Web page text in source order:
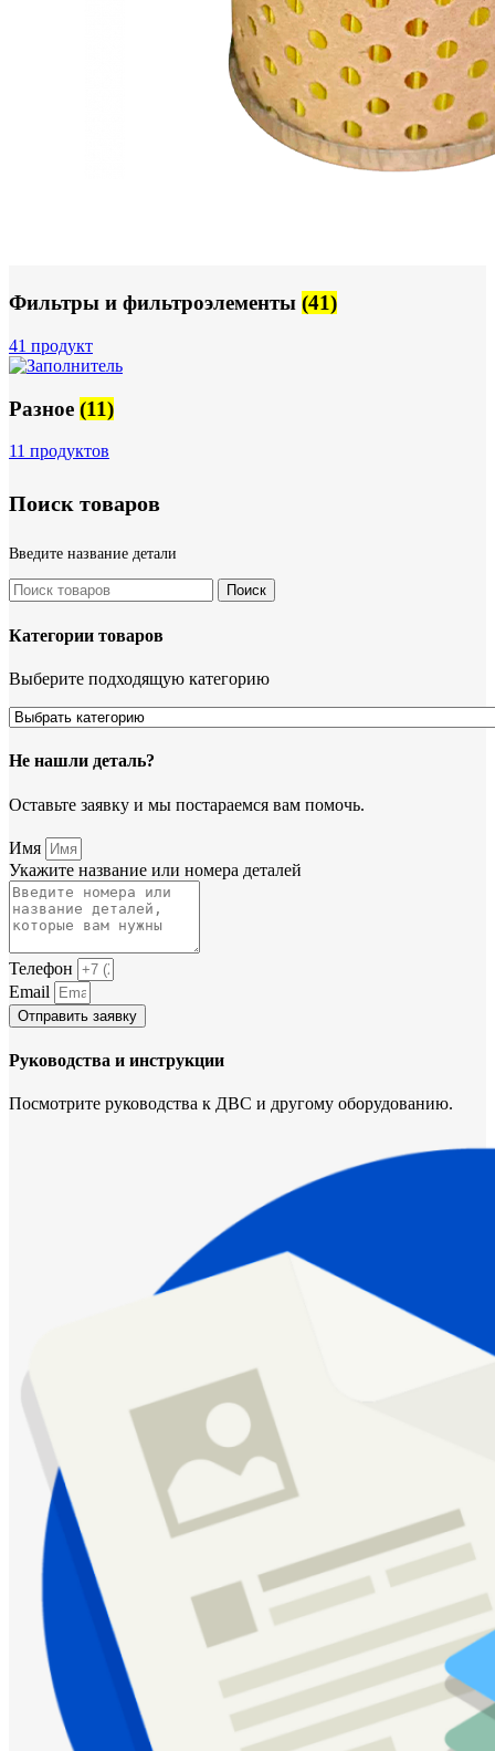
Фильтры и фильтроэлементы (41)
41 продукт
Разное (11)
11 продуктов
Поиск товаров
Введите название детали
Поиск
Категории товаров
Выберите подходящую категорию
Не нашли деталь?
Оставьте заявку и мы постараемся вам помочь.
Имя
Укажите название или номера деталей
Телефон
Email
Отправить заявку
Руководства и инструкции
Посмотрите руководства к ДВС и другому оборудованию.